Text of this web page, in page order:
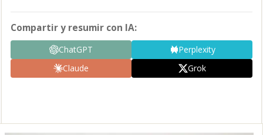
Compartir y resumir con IA:
ChatGPT
Perplexity
Claude
Grok